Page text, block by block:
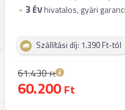
3 ÉVhivatalos, gyári
Szállítási díj: 1.390 Ft-tól
61.430Ft
60.200Ft